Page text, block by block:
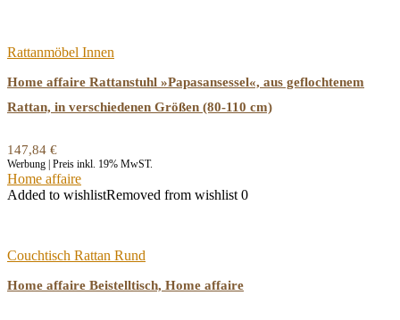
Rattanmöbel Innen
Home affaire Rattanstuhl »Papasansessel«, aus geflochtenem
Rattan, in verschiedenen Größen (80-110 cm)
147,84 €
Werbung | Preis inkl. 19% MwST.
Home affaire
Added to wishlistRemoved from wishlist 0
Couchtisch Rattan Rund
Home affaire Beistelltisch, Home affaire